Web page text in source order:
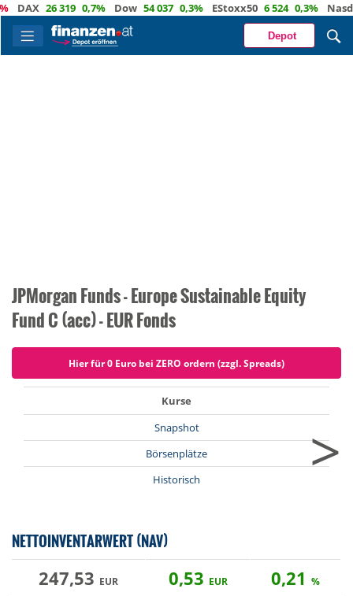
26 319 0,7% Dow 54 037 0,3% EStoxx50 6 524 0,3% Nasdaq
Depot
JPMorgan Funds - Europe Sustainable Equity
Fund C (acc) - EUR Fonds
Hier für 0 Euro bei ZERO ordern (zzgl. Spreads)
Kurse
Snapshot
Börsenplätze
Historisch
>
NETTOINVENTARWERT (NAV)
247,53 EUR 0,53 EUR 0,21 %